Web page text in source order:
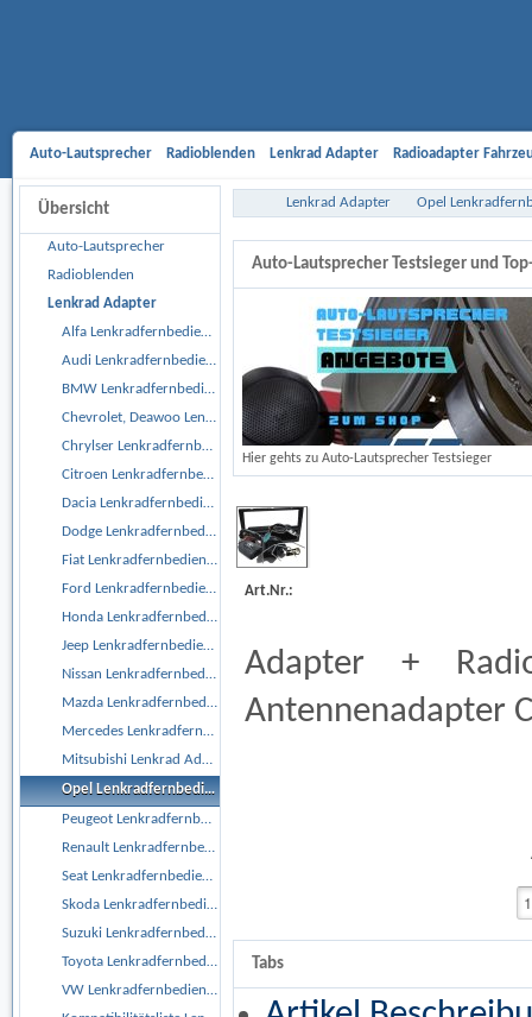
Auto-Lautsprecher Radioblenden Lenkrad Adapter Radioadapter
Aktivsystemadapter Entriegelungsbügel Antennenadapter Freisprech-
Car Hifi Komplett und Sonderangebote Car Hifi
Übersicht
Auto-Lautsprecher
Radioblenden
Lenkrad Adapter
Alfa Lenkradfernbedienungsadapter
Audi Lenkradfernbedienungsadapter
BMW Lenkradfernbedienungsadapter
Chevrolet, Deawoo Lenkradfernbedienungsadapter
Chrylser Lenkradfernbedienungsadapter
Citroen Lenkradfernbedienungsadapter
Dacia Lenkradfernbedienungsadapter
Dodge Lenkradfernbedienungsadapter
Fiat Lenkradfernbedienungsadapter
Ford Lenkradfernbedienungsadapter
Honda Lenkradfernbedienungsadapter
Jeep Lenkradfernbedienungsadapter
Nissan Lenkradfernbedienungsadapter
Mazda Lenkradfernbedienungsadapter
Mercedes Lenkradfernbedienungsadapter
Mitsubishi Lenkrad Adapter
Opel Lenkradfernbedienungsadapter
Peugeot Lenkradfernbedienungsadapter
Renault Lenkradfernbedienungsadapter
Seat Lenkradfernbedienungsadapter
Skoda Lenkradfernbedienungsadapter
Suzuki Lenkradfernbedienungsadapter
Toyota Lenkradfernbedienungsadapter
VW Lenkradfernbedienungsadapter
Lenkrad Adapter Opel
Auto-Lautsprecher Testsieger und
Hier gehts zu Auto-Lautsprecher Testsieger
Art.Nr.:
Adapter +
Antennenadapter
Tabs